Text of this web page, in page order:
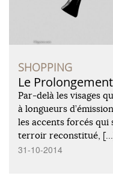
SHOPPING
Le
Par-delà les visages
à longueurs
les accents forcés qui
terroir reconstitué,
31-10-2014